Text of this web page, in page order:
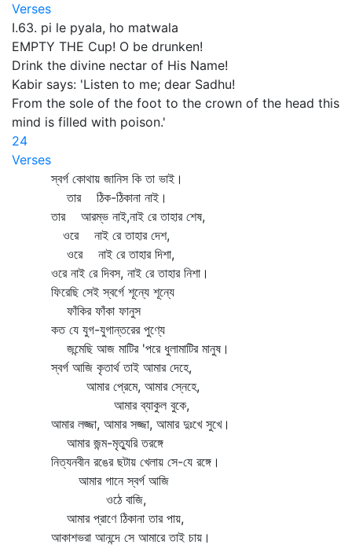
Verses
I.63. pi le pyala, ho matwala
EMPTY THE Cup! O be drunken!
Drink the divine nectar of His Name!
Kabir says: 'Listen to me; dear Sadhu!
From the sole of the foot to the crown of the head this
mind is filled with poison.'
24
Verses
স্বর্গ কোথায় জানিস কি তা ভাই।
তার ঠিক-ঠিকানা নাই।
তার আরম্ভ নাই,নাই রে তাহার শেষ,
ওরে নাই রে তাহার দেশ,
ওরে নাই রে তাহার দিশা,
ওরে নাই রে দিবস, নাই রে তাহার নিশা।
ফিরেছি সেই স্বর্গে শূন্যে শূন্যে
ফাঁকির ফাঁকা ফানুস
কত যে যুগ-যুগান্তরের পুণ্যে
জন্মেছি আজ মাটির 'পরে ধুলামাটির মানুষ।
স্বর্গ আজি কৃতার্থ তাই আমার দেহে,
আমার প্রেমে, আমার স্নেহে,
আমার ব্যাকুল বুকে,
আমার লজ্জা, আমার সজ্জা, আমার দুঃখে সুখে।
আমার জন্ম-মৃত্যুরি তরঙ্গে
নিত্যনবীন রঙের ছটায় খেলায় সে-যে রঙ্গে।
আমার গানে স্বর্গ আজি
ওঠে বাজি,
আমার প্রাণে ঠিকানা তার পায়,
আকাশভরা আনন্দে সে আমারে তাই চায়।